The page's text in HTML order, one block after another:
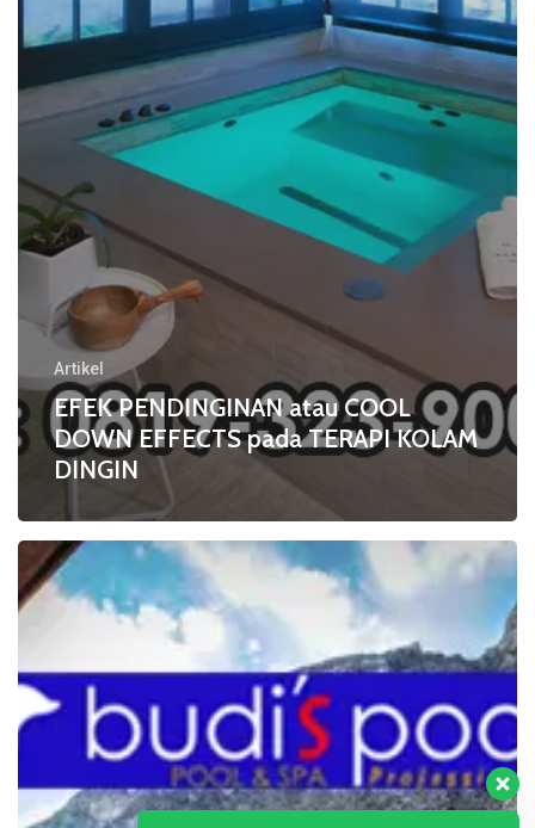
Artikel
EFEK PENDINGINAN atau COOL
DOWN EFFECTS pada TERAPI KOLAM
DINGIN
Inilah
MANFAAT
KOLAM
DINGIN
atau
COLD